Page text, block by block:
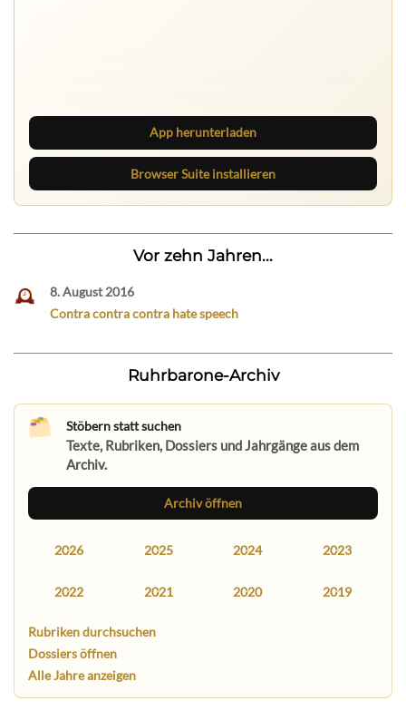
App herunterladen
Browser Suite installieren
Vor zehn Jahren...
8. August 2016
Contra contra contra hate speech
Ruhrbarone-Archiv
Stöbern statt suchen
Texte, Rubriken, Dossiers und Jahrgänge aus dem
Archiv.
Archiv öffnen
2026 2025 2024 2023
2022 2021 2020 2019
Rubriken durchsuchen
Dossiers öffnen
Alle Jahre anzeigen